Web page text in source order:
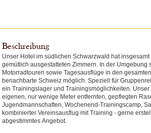
Beschreibung
Unser Hotel im südlichen Schwarzwald hat
gemütlich ausgestatteten Zimmern. In der Umgebung
Motorradtouren sowie Tagesausflüge in den
benachbarte Schweiz möglich. Speziell für
ein Trainingslager und Trainingsmöglichkeiten.
eigenen, nur wenige Meter entfernten, gepflegten
Jugendmannschaften, Wochenend-Trainingscamp,
kombinierter Vereinsausflug mit Training - gerne
abgestimmtes Angebot.